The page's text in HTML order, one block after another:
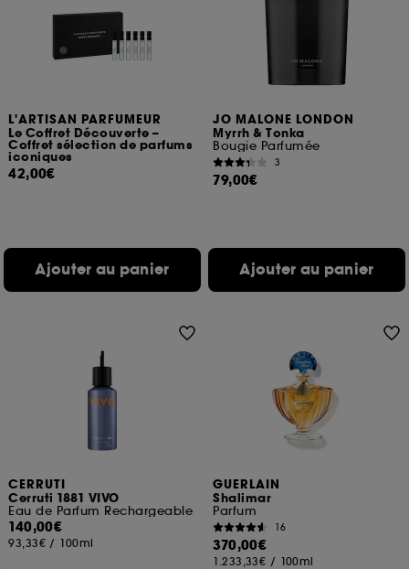
L'ARTISAN PARFUMEUR
Le Coffret Découverte –
Coffret sélection de parfums
iconiques
42,00€
Ajouter au panier
JO MALONE LONDON
Myrrh & Tonka
Bougie Parfumée
3
79,00€
Ajouter au panier
CERRUTI
Cerruti 1881 VIVO
Eau de Parfum Rechargeable
140,00€
93,33€ / 100ml
GUERLAIN
Shalimar
Parfum
16
370,00€
1.233,33€ / 100ml